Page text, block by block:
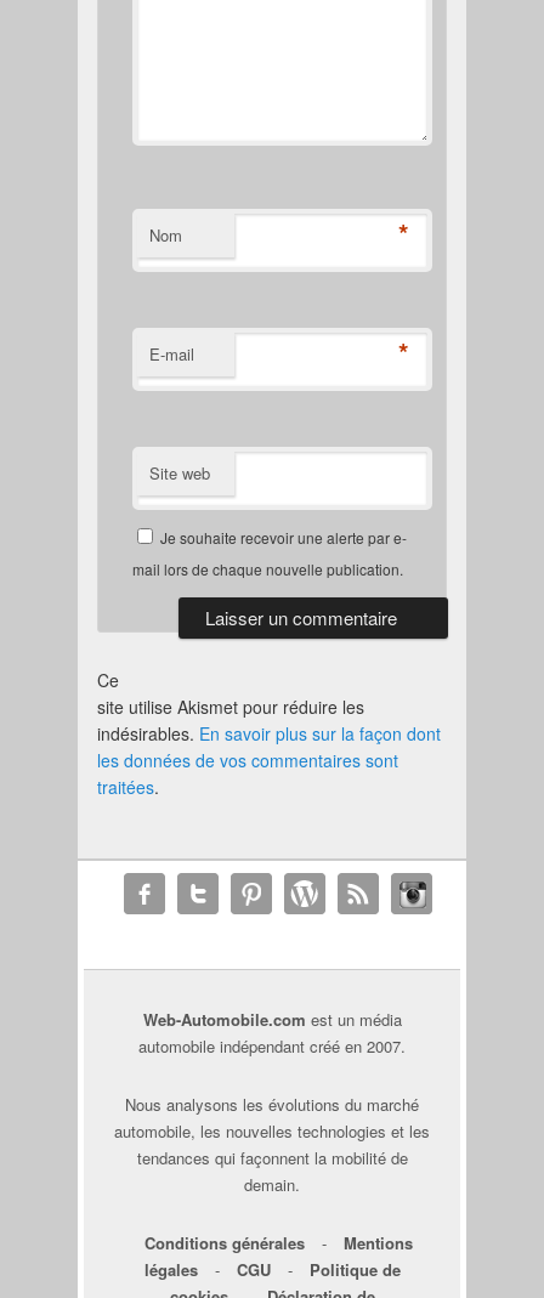
Nom *
E-mail *
Site web
Je souhaite recevoir une alerte par e-
mail lors de chaque nouvelle publication.
Ce
site utilise Akismet pour réduire les
indésirables. En savoir plus sur la façon dont
les données de vos commentaires sont
traitées.
Web-Automobile.com est un média
automobile indépendant créé en 2007.
Nous analysons les évolutions du marché
automobile, les nouvelles technologies et les
tendances qui façonnent la mobilité de
demain.
Conditions générales -
Mentions
légales
- CGU -
Politique de